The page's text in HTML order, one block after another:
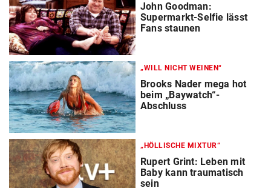
John Goodman:
Supermarkt-Selfie lässt
Fans staunen
„WILL NICHT WEINEN“
Brooks Nader mega hot
beim „Baywatch“-
Abschluss
„HÖLLISCHE MIXTUR“
Rupert Grint: Leben mit
Baby kann traumatisch
sein